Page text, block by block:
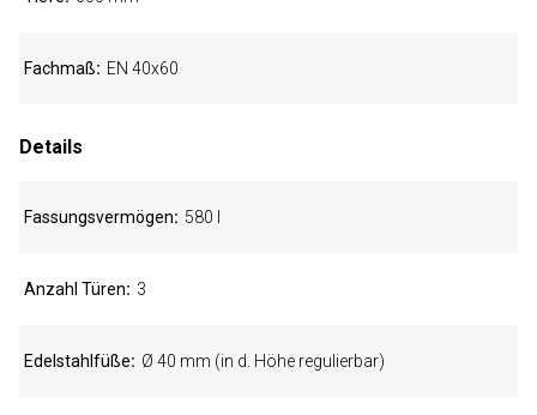
Fachmaß EN 40x60
Details
Fassungsvermögen 580 l
Anzahl Türen 3
Edelstahlfüße Ø 40 mm (in d. Höhe regulierbar)